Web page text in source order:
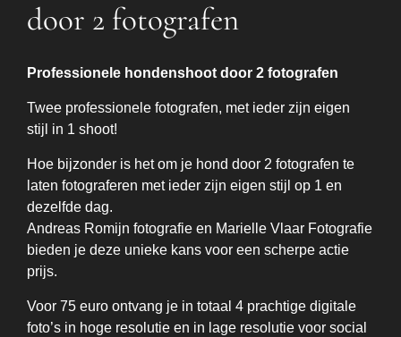
door 2 fotografen
Professionele hondenshoot door 2 fotografen
Twee professionele fotografen, met ieder zijn eigen
stijl in 1 shoot!
Hoe bijzonder is het om je hond door 2 fotografen te
laten fotograferen met ieder zijn eigen stijl op 1 en
dezelfde dag.
Andreas Romijn fotografie en Marielle Vlaar Fotografie
bieden je deze unieke kans voor een scherpe actie
prijs.
Voor 75 euro ontvang je in totaal 4 prachtige digitale
foto’s in hoge resolutie en in lage resolutie voor social